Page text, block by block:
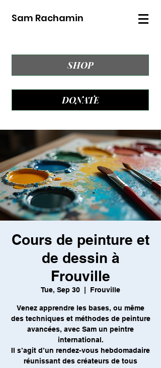
Sam Rachamin
SHOP
DONATE
Cours de peinture et
de dessin à
Frouville
Tue, Sep 30 Frouville
Venez apprendre les bases, ou même
des techniques et méthodes de peinture
avancées, avec Sam un peintre
international.
Il s’agit d’un rendez-vous hebdomadaire
réunissant des créateurs de tous